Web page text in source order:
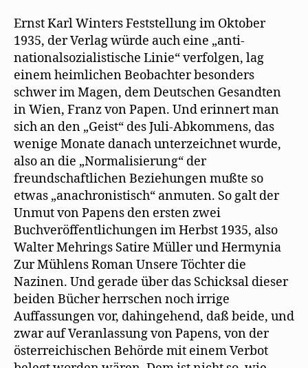
Ernst Karl Winters Feststellung im Oktober
1935, der Verlag würde auch eine „anti-
nationalsozialistische Linie“ verfolgen, lag
einem heimlichen Beobachter besonders
schwer im Magen, dem Deutschen Gesandten
in Wien, Franz von Papen. Und erinnert man
sich an den „Geist“ des Juli-Abkommens, das
wenige Monate danach unterzeichnet wurde,
also an die „Normalisierung“ der
freundschaftlichen Beziehungen mußte so
etwas „anachronistisch“ anmuten. So galt der
Unmut von Papens den ersten zwei
Buchveröffentlichungen im Herbst 1935, also
Walter Mehrings Satire Müller und Hermynia
Zur Mühlens Roman Unsere Töchter die
Nazinen. Und gerade über das Schicksal dieser
beiden Bücher herrschen noch irrige
Auffassungen vor, dahingehend, daß beide, und
zwar auf Veranlassung von Papens, von der
österreichischen Behörde mit einem Verbot